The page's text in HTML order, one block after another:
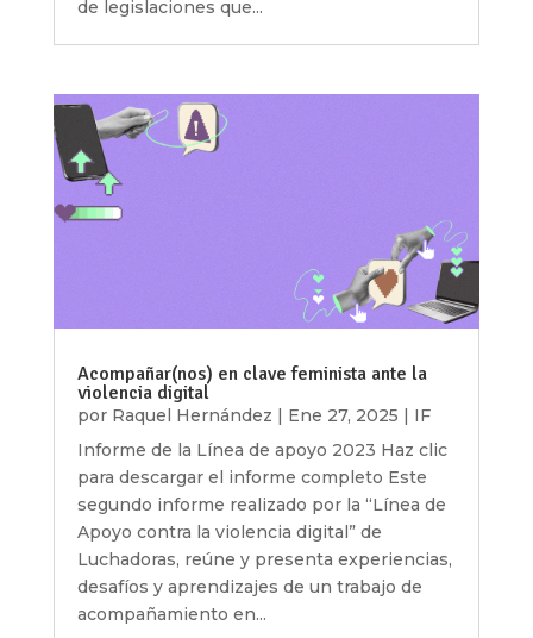
de legislaciones que...
Acompañar(nos) en clave feminista ante la
violencia digital
por Raquel Hernández | Ene 27, 2025 | IF
Informe de la Línea de apoyo 2023 Haz clic
para descargar el informe completo Este
segundo informe realizado por la “Línea de
Apoyo contra la violencia digital” de
Luchadoras, reúne y presenta experiencias,
desafíos y aprendizajes de un trabajo de
acompañamiento en...